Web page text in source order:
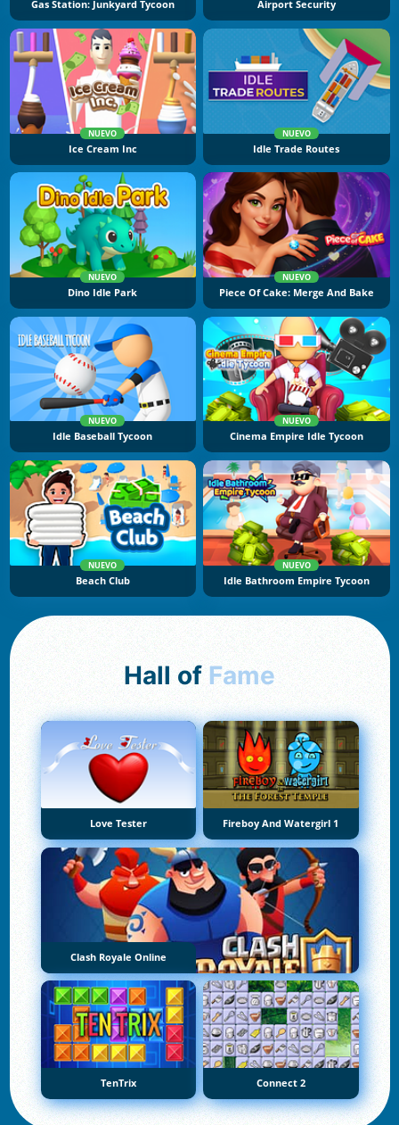
Gas Station: Junkyard Tycoon Airport Security
NUEVO
Ice Cream Inc
NUEVO
Idle Trade Routes
NUEVO
Dino Idle Park
NUEVO
Piece Of Cake: Merge And Bake
NUEVO
Idle Baseball Tycoon
NUEVO
Cinema Empire Idle Tycoon
NUEVO
Beach Club
NUEVO
Idle Bathroom Empire Tycoon
Hall of Fame
Love Tester Fireboy And Watergirl 1
Clash Royale Online
TenTrix Connect 2